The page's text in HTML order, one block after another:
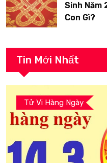
Sinh Năm
Con Gì?
Tin Mới Nhất
Tử Vi Hàng Ngày